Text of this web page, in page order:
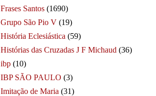
Frases Santos (1690)
Grupo São Pio V (19)
História Eclesiástica (59)
Histórias das Cruzadas J F Michaud (36)
ibp (10)
IBP SÃO PAULO (3)
Imitação de Maria (31)